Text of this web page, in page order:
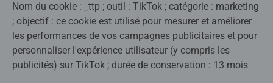
Nom du cookie : _ttp ; outil : TikTok ; catégorie : marketing
; objectif : ce cookie est utilisé pour mesurer et améliorer
les performances de vos campagnes publicitaires et pour
personnaliser l'expérience utilisateur (y compris les
publicités) sur TikTok ; durée de conservation : 13 mois